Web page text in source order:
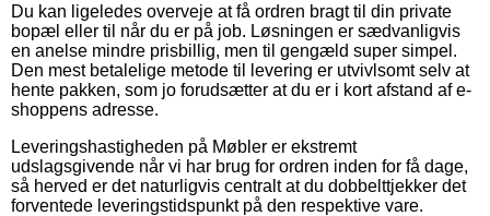
Du kan ligeledes overveje at få ordren bragt til din private
bopæl eller til når du er på job. Løsningen er sædvanligvis
en anelse mindre prisbillig, men til gengæld super simpel.
Den mest betalelige metode til levering er utvivlsomt selv at
hente pakken, som jo forudsætter at du er i kort afstand af e-
shoppens adresse.
Leveringshastigheden på Møbler er ekstremt
udslagsgivende når vi har brug for ordren inden for få dage,
så herved er det naturligvis centralt at du dobbelttjekker det
forventede leveringstidspunkt på den respektive vare.